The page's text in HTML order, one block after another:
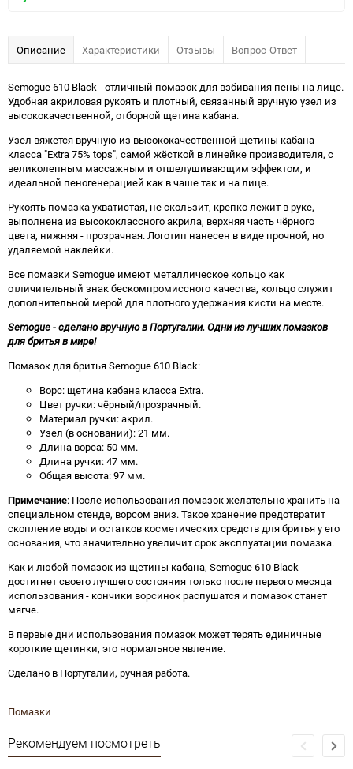
Описание Характеристики Отзывы Вопрос-Ответ
Semogue 610 Black - отличный помазок для взбивания пены на лице.
Удобная акриловая рукоять и плотный, связанный вручную узел из
высококачественной, отборной щетина кабана.
Узел вяжется вручную из высококачественной щетины кабана
класса "Extra 75% tops", самой жёсткой в линейке производителя, с
великолепным массажным и отшелушивающим эффектом, и
идеальной пеногенерацией как в чаше так и на лице.
Рукоять помазка ухватистая, не скользит, крепко лежит в руке,
выполнена из высококлассного акрила, верхняя часть чёрного
цвета, нижняя - прозрачная. Логотип нанесен в виде прочной, но
удаляемой наклейки.
Все помазки Semogue имеют металлическое кольцо как
отличительный знак бескомпромиссного качества, кольцо служит
дополнительной мерой для плотного удержания кисти на месте.
Semogue - сделано вручную в Португалии. Одни из лучших помазков
для бритья в мире!
Помазок для бритья Semogue 610 Black:
Ворс: щетина кабана класса Extra.
Цвет ручки: чёрный/прозрачный.
Материал ручки: акрил.
Узел (в основании): 21 мм.
Длина ворса: 50 мм.
Длина ручки: 47 мм.
Общая высота: 97 мм.
Примечание: После использования помазок желательно хранить на
специальном стенде, ворсом вниз. Такое хранение предотвратит
скопление воды и остатков косметических средств для бритья у его
основания, что значительно увеличит срок эксплуатации помазка.
Как и любой помазок из щетины кабана, Semogue 610 Black
достигнет своего лучшего состояния только после первого месяца
использования - кончики ворсинок распушатся и помазок станет
мягче.
В первые дни использования помазок может терять единичные
короткие щетинки, это нормальное явление.
Сделано в Португалии, ручная работа.
Помазки
Рекомендуем посмотреть